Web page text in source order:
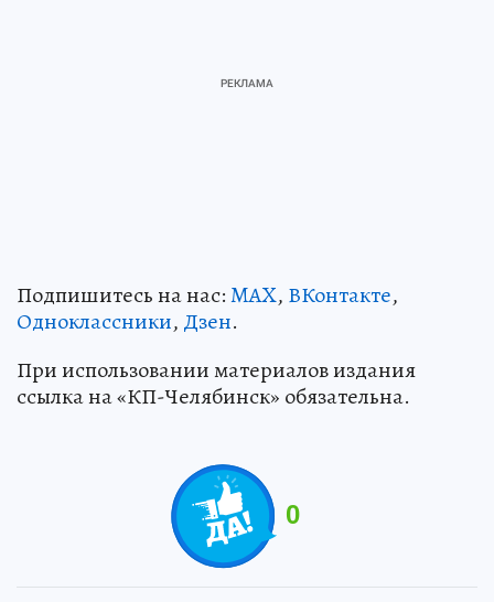
Подпишитесь на нас:MAX, ВКонтакте,
Одноклассники, Дзен.
При использовании материалов издания
ссылка на «КП-Челябинск» обязательна.
0